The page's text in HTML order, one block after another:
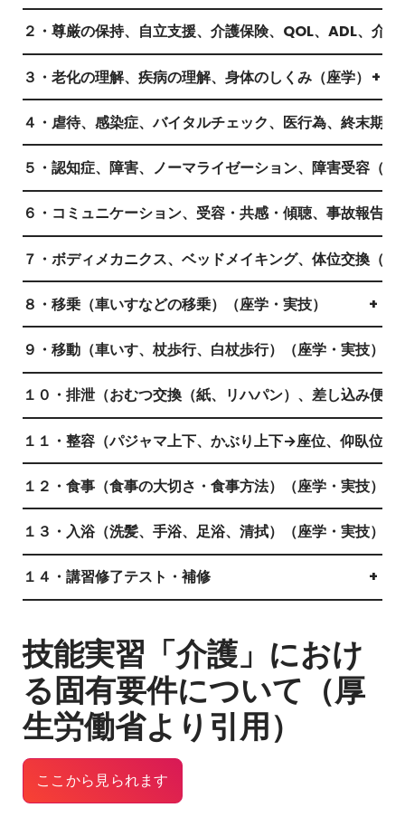
２・尊厳の保持、自立支援、介護保険、QOL、ADL、介
３・老化の理解、疾病の理解、身体のしくみ（座学） +
４・虐待、感染症、バイタルチェック、医行為、終末期ケ
５・認知症、障害、ノーマライゼーション、障害受容（座
６・コミュニケーション、受容・共感・傾聴、事故報告
７・ボディメカニクス、ベッドメイキング、体位交換（座
８・移乗（車いすなどの移乗）（座学・実技） +
９・移動（車いす、杖歩行、白杖歩行）（座学・実技）
１０・排泄（おむつ交換（紙、リハパン）、差し込み便
１１・整容（パジャマ上下、かぶり上下→座位、仰臥位）
１２・食事（食事の大切さ・食事方法）（座学・実技）
１３・入浴（洗髪、手浴、足浴、清拭）（座学・実技）
１４・講習修了テスト・補修 +
技能実習「介護」におけ
る固有要件について（厚
生労働省より引用）
ここから見られます